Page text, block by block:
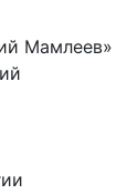
Мамлеев»